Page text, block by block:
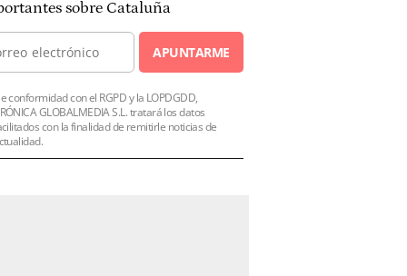
sobre Cataluña
APUNTARME
conformidad con el RGPD y la LOPDGDD,
GLOBALMEDIA S.L. tratará los datos
con la finalidad de remitirle noticias de